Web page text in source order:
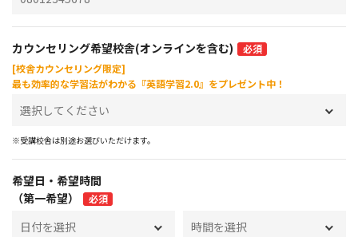
カウンセリング希望校舎(オンラインを含む)
必須
[校舎カウンセリング限定]
最も効率的な学習法がわかる『英語学習2.0』をプレゼント中！
※受講校舎は別途お選びいただけます。
希望日・希望時間
（第一希望）
必須